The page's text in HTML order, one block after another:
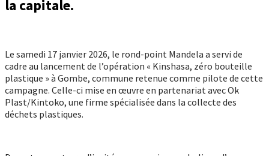
la capitale.
Le samedi 17 janvier 2026, le rond-point Mandela a servi de
cadre au lancement de l’opération « Kinshasa, zéro bouteille
plastique » à Gombe, commune retenue comme pilote de cette
campagne. Celle-ci mise en œuvre en partenariat avec Ok
Plast/Kintoko, une firme spécialisée dans la collecte des
déchets plastiques.